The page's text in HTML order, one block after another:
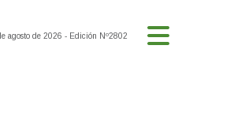
agosto de 2026 - Edición Nº2802